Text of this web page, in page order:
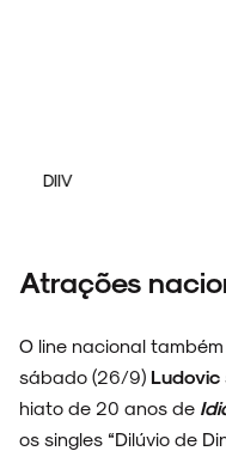
DIIV
Atrações
O line nacional
sábado (26/9) Ludovic
hiato de 20 anos de
os singles “Dilúvio de